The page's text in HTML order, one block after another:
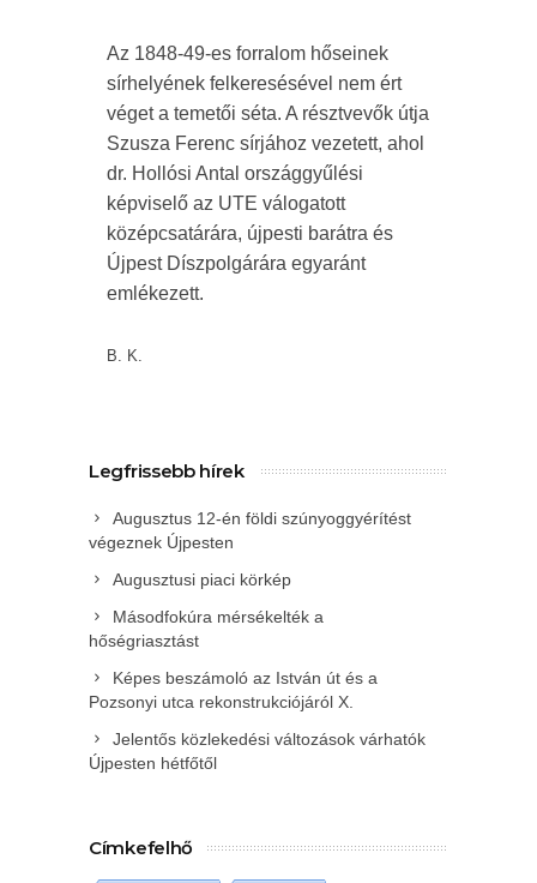
Az 1848-49-es forralom hőseinek
sírhelyének felkeresésével nem ért
véget a temetői séta. A résztvevők útja
Szusza Ferenc sírjához vezetett, ahol
dr. Hollósi Antal országgyűlési
képviselő az UTE válogatott
középcsatárára, újpesti barátra és
Újpest Díszpolgárára egyaránt
emlékezett.
B. K.
Legfrissebb hírek
Augusztus 12-én földi szúnyoggyérítést
végeznek Újpesten
Augusztusi piaci körkép
Másodfokúra mérsékelték a
hőségriasztást
Képes beszámoló az István út és a
Pozsonyi utca rekonstrukciójáról X.
Jelentős közlekedési változások várhatók
Újpesten hétfőtől
Címkefelhő